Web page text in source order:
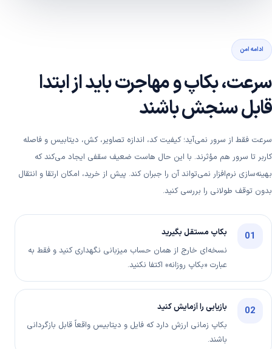
ادامه امن
سرعت، بکاپ و مهاجرت باید از ابتدا
قابل سنجش باشند
سرعت فقط از سرور نمی‌آید؛ کیفیت کد، اندازه تصاویر، کش، دیتابیس و فاصله
کاربر تا سرور هم مؤثرند. با این حال هاست ضعیف سقفی ایجاد می‌کند که
بهینه‌سازی نرم‌افزار نمی‌تواند آن را جبران کند. پیش از خرید، امکان ارتقا و انتقال
بدون توقف طولانی را بررسی کنید.
01
بکاپ مستقل بگیرید
نسخه‌ای خارج از همان حساب میزبانی نگهداری کنید و فقط به
عبارت «بکاپ روزانه» اکتفا نکنید.
02
بازیابی را آزمایش کنید
بکاپ زمانی ارزش دارد که فایل و دیتابیس واقعاً قابل بازگردانی
باشند.